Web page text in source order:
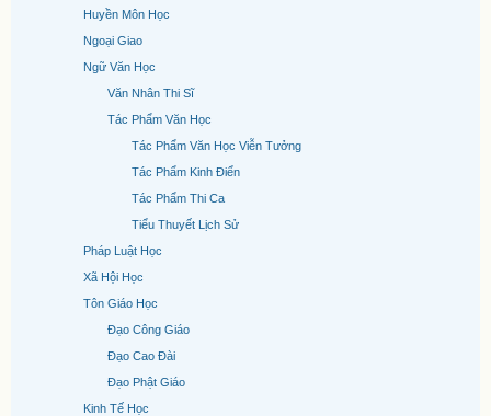
Huyền Môn Học
Ngoại Giao
Ngữ Văn Học
Văn Nhân Thi Sĩ
Tác Phẩm Văn Học
Tác Phẩm Văn Học Viễn Tưởng
Tác Phẩm Kinh Điển
Tác Phẩm Thi Ca
Tiểu Thuyết Lịch Sử
Pháp Luật Học
Xã Hội Học
Tôn Giáo Học
Đạo Công Giáo
Đạo Cao Đài
Đạo Phật Giáo
Kinh Tế Học